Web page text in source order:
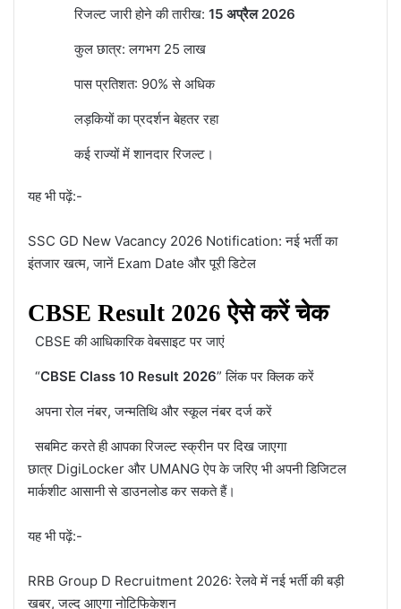
रिजल्ट जारी होने की तारीख:15 अप्रैल 2026
कुल छात्र: लगभग 25 लाख
पास प्रतिशत: 90% से अधिक
लड़कियों का प्रदर्शन बेहतर रहा
कई राज्यों में शानदार रिजल्ट।
यह भी पढ़ें:-
SSC GD New Vacancy 2026 Notification: नई भर्ती का
इंतजार खत्म, जानें Exam Date और पूरी डिटेल
CBSE Result 2026 ऐसे करें चेक
CBSE की आधिकारिक वेबसाइट पर जाएं
“CBSE Class 10 Result 2026” लिंक पर क्लिक करें
अपना रोल नंबर, जन्मतिथि और स्कूल नंबर दर्ज करें
सबमिट करते ही आपका रिजल्ट स्क्रीन पर दिख जाएगा
छात्र DigiLocker और UMANG ऐप के जरिए भी अपनी डिजिटल
मार्कशीट आसानी से डाउनलोड कर सकते हैं।
यह भी पढ़ें:-
RRB Group D Recruitment 2026: रेलवे में नई भर्ती की बड़ी
खबर, जल्द आएगा नोटिफिकेशन